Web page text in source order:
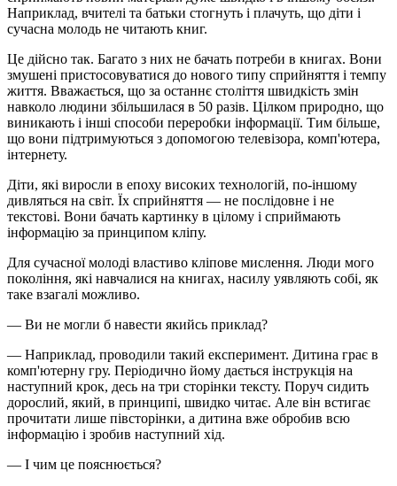
Наприклад, вчителі та батьки стогнуть і плачуть, що діти і
сучасна молодь не читають книг.
Це дійсно так. Багато з них не бачать потреби в книгах. Вони
змушені пристосовуватися до нового типу сприйняття і темпу
життя. Вважається, що за останнє століття швидкість змін
навколо людини збільшилася в 50 разів. Цілком природно, що
виникають і інші способи переробки інформації. Тим більше,
що вони підтримуються з допомогою телевізора, комп'ютера,
інтернету.
Діти, які виросли в епоху високих технологій, по-іншому
дивляться на світ. Їх сприйняття — не послідовне і не
текстові. Вони бачать картинку в цілому і сприймають
інформацію за принципом кліпу.
Для сучасної молоді властиво кліпове мислення. Люди мого
покоління, які навчалися на книгах, насилу уявляють собі, як
таке взагалі можливо.
— Ви не могли б навести якийсь приклад?
— Наприклад, проводили такий експеримент. Дитина грає в
комп'ютерну гру. Періодично йому дається інструкція на
наступний крок, десь на три сторінки тексту. Поруч сидить
дорослий, який, в принципі, швидко читає. Але він встигає
прочитати лише півсторінки, а дитина вже обробив всю
інформацію і зробив наступний хід.
— І чим це пояснюється?